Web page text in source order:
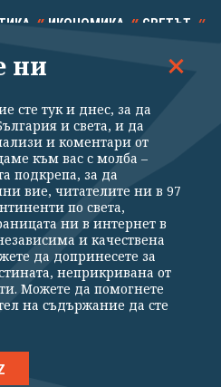
ИКОНОМИКА СВЕТЪТ
КАЛЕЙДОСКОП
за поверителност
Контакти
За Клуб Z
ни
Зебра Медия“ ЕООД, София, ул. "Алеко
запазени 2026 „Клуб Зебра Медия“
снимки и видео от www.clubz.bg без
по съдебен път, съгласно
УСЛОВИЯ
ни
сте тук и днес, за да
и света, и да
и коментари от
към вас с молба –
подкрепа, за да
вие, читателите ни в 97
по света,
ни в интернет в
и качествена
да допринесете за
неприкривана от
Можете да помогнете
на съдържание да сте